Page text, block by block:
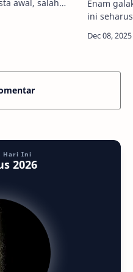
awal, salah
Enam
ini
Premium
Hari Ini
2026